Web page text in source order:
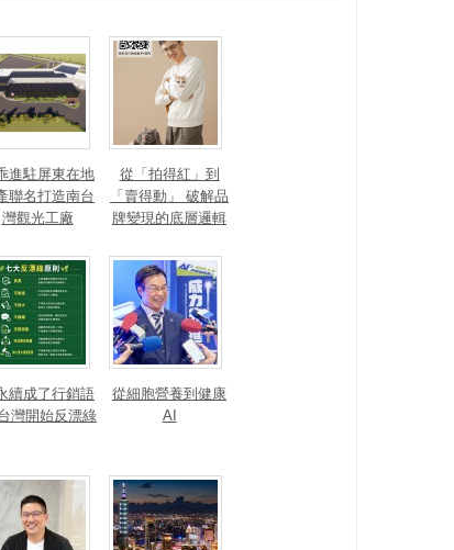
進駐屏東在地
聯名打造南台
灣觀光工廠
從「拍得紅」到
「賣得動」 破解品
牌變現的底層邏輯
續成了行銷語
灣開始反漂綠
從細胞營養到健康
AI